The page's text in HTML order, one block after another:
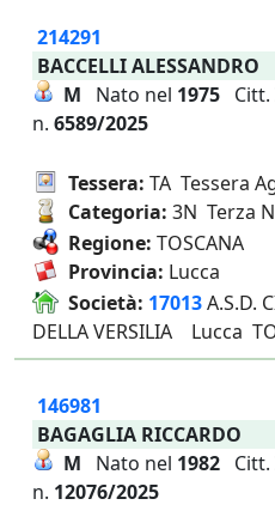
214291
BACCELLI ALESSANDRO
M Nato nel 1975 Citt.
n. 6589/2025
Tessera: TA Tessera
Categoria: 3N Terza
Regione: TOSCANA
Provincia: Lucca
Società: 17013A.S.D.
DELLA VERSILIA Lucca
146981
BAGAGLIA RICCARDO
M Nato nel 1982 Citt.
n. 12076/2025